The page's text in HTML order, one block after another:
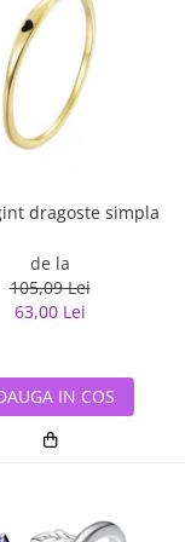
dragoste simpla
de la
105,09 Lei
63,00 Lei
IN COS